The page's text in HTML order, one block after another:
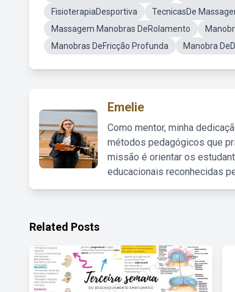
FisioterapiaDesportiva
TecnicasDe
Massagem Manobras DeRolamento
Manobras DeFricção Profunda
Manobra
Emelie
Como mentor, minha
métodos pedagógicos que
missão é orientar os
educacionais reconhecidas
Related Posts